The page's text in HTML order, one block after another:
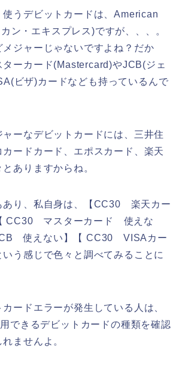
使うデビットカードは、American
ン・エキスプレス)ですが、、、。
メジャーじゃないですよね？だか
ターカード(Mastercard)やJCB(ジェ
ビザ)カードなども持っているんで
ャーなデビットカードには、三井住
ードカード、エポスカード、楽天
ありますからね。
あり、私自身は、【CC30 楽天カー
CC30 マスターカード 使えな
使えない】【 CC30 VISAカー
う感じで色々と調べてみることに
ードエラーが発生している人は、
できるデビットカードの種類を確認
ませんよ。